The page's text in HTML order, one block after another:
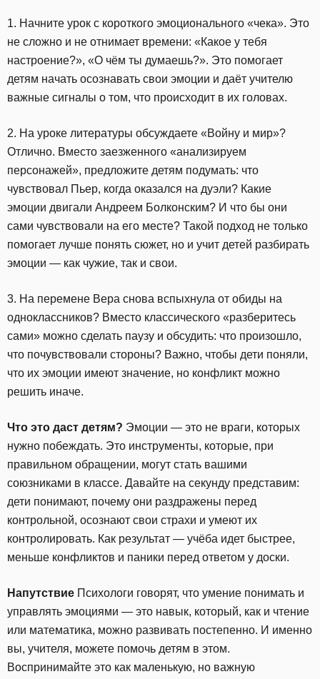
1. Начните урок с короткого эмоционального «чека». Это
не сложно и не отнимает времени: «Какое у тебя
настроение?», «О чём ты думаешь?». Это помогает
детям начать осознавать свои эмоции и даёт учителю
важные сигналы о том, что происходит в их головах.
2. На уроке литературы обсуждаете «Войну и мир»?
Отлично. Вместо заезженного «анализируем
персонажей», предложите детям подумать: что
чувствовал Пьер, когда оказался на дуэли? Какие
эмоции двигали Андреем Болконским? И что бы они
сами чувствовали на его месте? Такой подход не только
помогает лучше понять сюжет, но и учит детей разбирать
эмоции — как чужие, так и свои.
3. На перемене Вера снова вспыхнула от обиды на
одноклассников? Вместо классического «разберитесь
сами» можно сделать паузу и обсудить: что произошло,
что почувствовали стороны? Важно, чтобы дети поняли,
что их эмоции имеют значение, но конфликт можно
решить иначе.
Что это даст детям? Эмоции — это не враги, которых
нужно побеждать. Это инструменты, которые, при
правильном обращении, могут стать вашими
союзниками в классе. Давайте на секунду представим:
дети понимают, почему они раздражены перед
контрольной, осознают свои страхи и умеют их
контролировать. Как результат — учёба идет быстрее,
меньше конфликтов и паники перед ответом у доски.
Напутствие Психологи говорят, что умение понимать и
управлять эмоциями — это навык, который, как и чтение
или математика, можно развивать постепенно. И именно
вы, учителя, можете помочь детям в этом.
Воспринимайте это как маленькую, но важную